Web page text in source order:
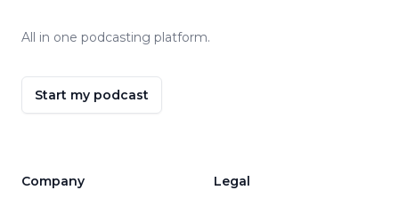
All in one podcasting platform.
Start my podcast
Company Legal